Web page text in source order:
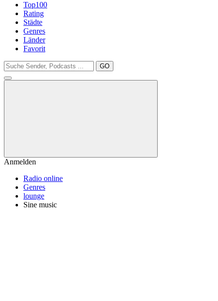
Top100
Rating
Städte
Genres
Länder
Favorit
GO
Anmelden
Radio online
Genres
lounge
Sine music